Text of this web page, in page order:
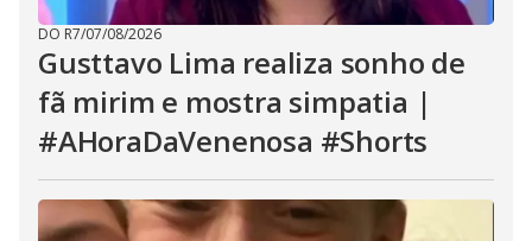
DO R7/07/08/2026
Gusttavo Lima realiza sonho de
fã mirim e mostra simpatia |
#AHoraDaVenenosa #Shorts